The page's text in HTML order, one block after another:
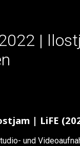
2022 |
| LiFE
und